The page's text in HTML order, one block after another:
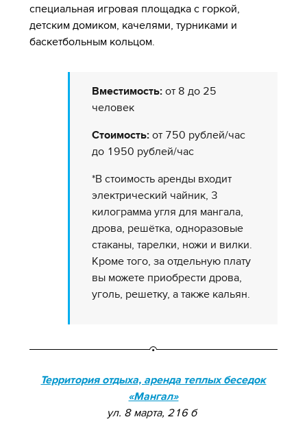
специальная игровая площадка с горкой,
детским домиком, качелями, турниками и
баскетбольным кольцом.
Вместимость:от 8 до 25
человек
Стоимость: от 750 рублей/час
до 1950 рублей/час
*В стоимость аренды входит
электрический чайник, 3
килограмма угля для мангала,
дрова, решётка, одноразовые
стаканы, тарелки, ножи и вилки.
Кроме того, за отдельную плату
вы можете приобрести дрова,
уголь, решетку, а также кальян.
Территория отдыха, аренда теплых беседок
«Мангал»
ул. 8 марта, 216 б